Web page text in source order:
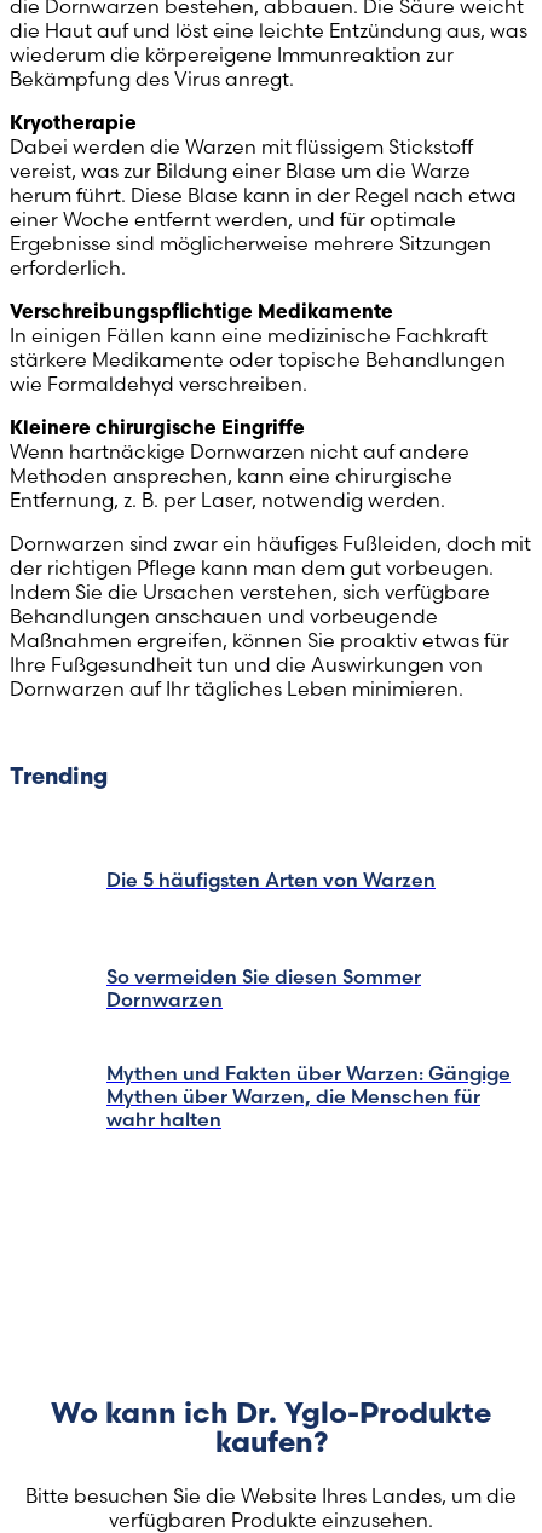
die Dornwarzen bestehen, abbauen. Die Säure weicht
die Haut auf und löst eine leichte Entzündung aus, was
wiederum die körpereigene Immunreaktion zur
Bekämpfung des Virus anregt.
Kryotherapie
Dabei werden die Warzen mit flüssigem Stickstoff
vereist, was zur Bildung einer Blase um die Warze
herum führt. Diese Blase kann in der Regel nach etwa
einer Woche entfernt werden, und für optimale
Ergebnisse sind möglicherweise mehrere Sitzungen
erforderlich.
Verschreibungspflichtige Medikamente
In einigen Fällen kann eine medizinische Fachkraft
stärkere Medikamente oder topische Behandlungen
wie Formaldehyd verschreiben.
Kleinere chirurgische Eingriffe
Wenn hartnäckige Dornwarzen nicht auf andere
Methoden ansprechen, kann eine chirurgische
Entfernung, z. B. per Laser, notwendig werden.
Dornwarzen sind zwar ein häufiges Fußleiden, doch mit
der richtigen Pflege kann man dem gut vorbeugen.
Indem Sie die Ursachen verstehen, sich verfügbare
Behandlungen anschauen und vorbeugende
Maßnahmen ergreifen, können Sie proaktiv etwas für
Ihre Fußgesundheit tun und die Auswirkungen von
Dornwarzen auf Ihr tägliches Leben minimieren.
Trending
Die 5 häufigsten Arten von Warzen
So vermeiden Sie diesen Sommer
Dornwarzen
Mythen und Fakten über Warzen: Gängige
Mythen über Warzen, die Menschen für
wahr halten
Wo kann ich Dr. Yglo-Produkte
kaufen?
Bitte besuchen Sie die Website Ihres Landes, um die
verfügbaren Produkte einzusehen.